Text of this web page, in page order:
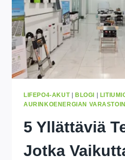
LIFEPO4-AKUT| BLOGI |
AURINKOENERGIAN
5 Yllättäviä
Jotka